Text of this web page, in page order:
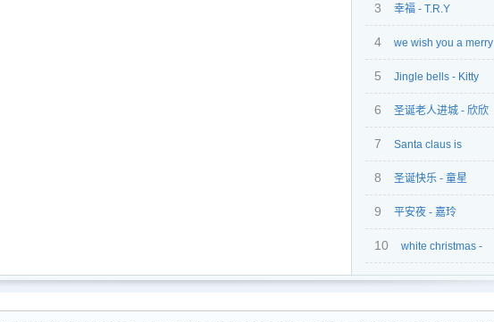
3
幸福 - T.R.Y
4 we wish you a merry
christmas - Gigi
5
Jingle bells - Kitty
6
圣诞老人进城 - 欣欣
7 Santa claus is
coming to town - Gigi
8
圣诞快乐 - 童星
9
平安夜 - 嘉玲
10 white christmas -
April